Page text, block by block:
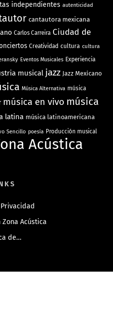
independientes autenticidad
cantautora mexicana
Carlos Carreira Ciudad de
Creatividad cultura cultura
Eventos Musicales Experiencia
musical jazz Jazz Mexicano
Música Alternativa música
música en vivo música
latina música latinoamericana
Sencillo poesía Producción musical
Acústica
Acústica
de…